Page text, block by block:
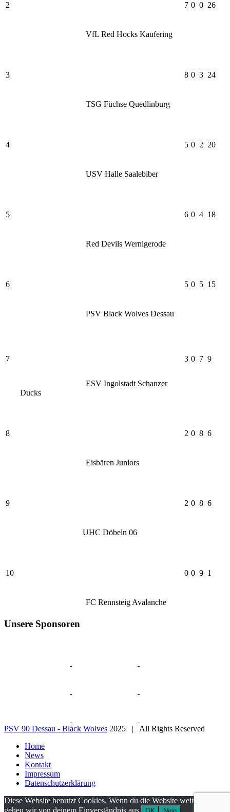
2
VfL Red Hocks Kaufering
7 0 0 26
3
TSG Füchse Quedlinburg
8 0 3 24
4
USV Halle Saalebiber
5 0 2 20
5
Red Devils Wernigerode
6 0 4 18
6
PSV Black Wolves Dessau
5 0 5 15
7
ESV Ingolstadt Schanzer
Ducks
3 0 7 9
8
Eisbären Juniors
2 0 8 6
9
UHC Döbeln 06
2 0 8 6
10
FC Rennsteig Avalanche
0 0 9 1
Unsere Sponsoren
PSV 90 Dessau - Black Wolves 2025 | All Rights Reserved
Home
News
Kontakt
Impressum
Datenschutzerklärung
Diese Website benutzt Cookies. Wenn du die Website weiter nutzt,
gehen wir von deinem Einverständnis aus.